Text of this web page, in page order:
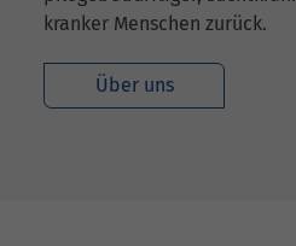
kranker Menschen zurück.
Über uns